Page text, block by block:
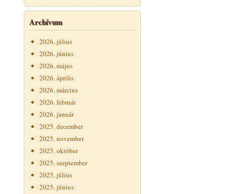
Archívum
2026. július
2026. június
2026. május
2026. április
2026. március
2026. február
2026. január
2025. december
2025. november
2025. október
2025. szeptember
2025. július
2025. június